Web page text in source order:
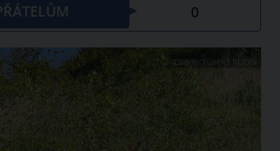
0
ZDROJ: TOMÁŠ RUCKÝ